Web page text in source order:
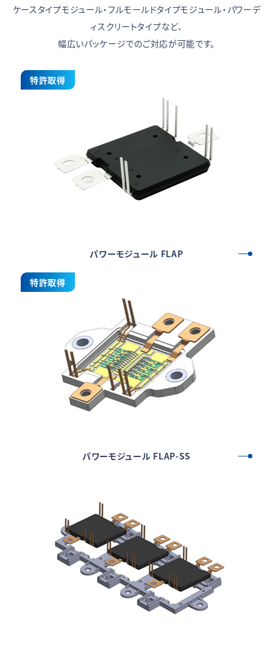
ケースタイプモジュール・フルモールドタイプモジュール・パワーデ
ィスクリートタイプなど、
幅広いパッケージでのご対応が可能です。
特許取得
パワーモジュール FLAP
特許取得
パワーモジュール FLAP-SS